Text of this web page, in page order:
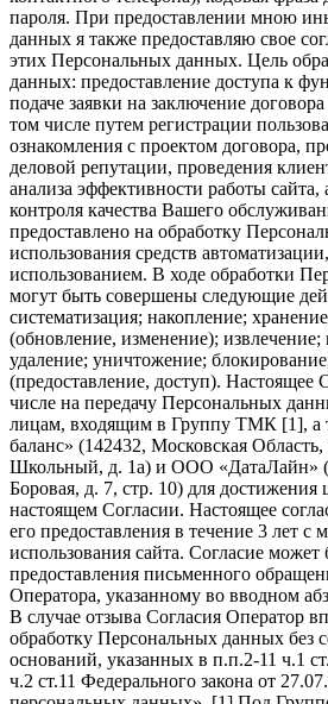
пароля. При предоставлении мною
данных я также предоставляю свое
этих Персональных данных. Цель
данных: предоставление доступа к
подаче заявки на заключение
том числе путем регистрации
ознакомления с проектом договора,
деловой репутации, проведения
анализа эффективности работы сайта,
контроля качества Вашего
предоставлено на обработку
использования средств
использованием. В ходе обработки
могут быть совершены следующие
систематизация; накопление;
(обновление, изменение); извлечение;
удаление; уничтожение;
(предоставление, доступ). Настоящее
числе на передачу Персональных
лицам, входящим в Группу ТМК [1],
баланс» (142432, Московская
Школьный, д. 1а) и ООО «ДатаЛайн»
Боровая, д. 7, стр. 10) для достижения
настоящем Согласии. Настоящее
его предоставления в течение 3 лет с
использования сайта. Согласие может
предоставления письменного
Оператора, указанному во вводном
В случае отзыва Согласия Оператор
обработку Персональных данных без
оснований, указанных в п.п.2-11 ч.1
ч.2 ст.11 Федерального закона от